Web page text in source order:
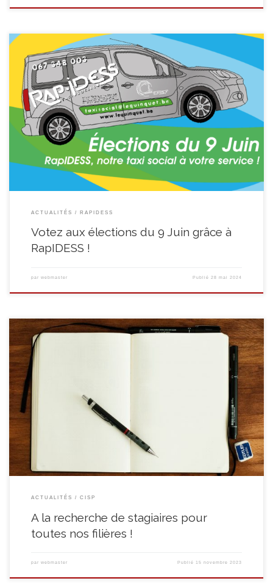
Le dimanche 9 juin, les élections européennes, législatives (fédérales) et
régionales auront lieu en Belgique. Si vous avez 60 ans ou plus et que vous
avez des difficultés à vous rendre aux urnes, la Ville de Soignies, le CPAS et
RapIDESS ont une solution pour vous ! Nos Taxis Sociaux à […]
ACTUALITÉS RAPIDESS
Votez aux élections du 9 Juin grâce à
RapIDESS !
par webmaster Publié28 mai 2024
Mêlant contact avec la clientèle et apprentissage de techniques
professionnelles en menuiserie, en sanitaire et chauffage, en peinture, en
parcs et jardin, en cuisine et service en salle, ainsi qu’en aide-ménagère
(repassage, nettoyage et couture), nos formations vous apporteront les
atouts nécessaires pour trouver un emploi. A la recherche d’une
formation ? La […]
ACTUALITÉS CISP
A la recherche de stagiaires pour
toutes nos filières !
par webmaster Publié 15 novembre 2023